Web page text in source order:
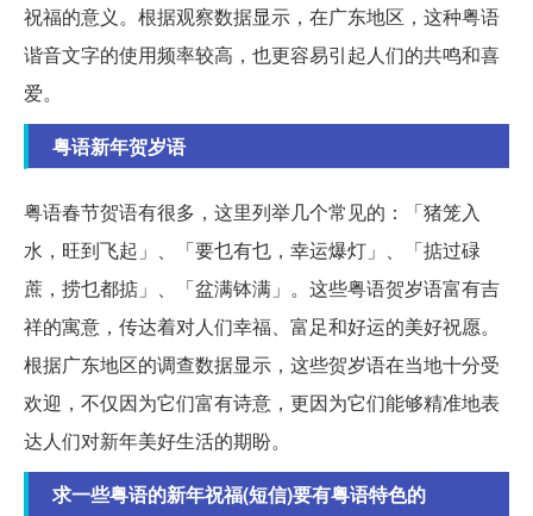
祝福的意义。根据观察数据显示，在广东地区，这种粤语
谐音文字的使用频率较高，也更容易引起人们的共鸣和喜
爱。
粤语新年贺岁语
粤语春节贺语有很多，这里列举几个常见的：「猪笼入
水，旺到飞起」、「要乜有乜，幸运爆灯」、「掂过碌
蔗，捞乜都掂」、「盆满钵满」。这些粤语贺岁语富有吉
祥的寓意，传达着对人们幸福、富足和好运的美好祝愿。
根据广东地区的调查数据显示，这些贺岁语在当地十分受
欢迎，不仅因为它们富有诗意，更因为它们能够精准地表
达人们对新年美好生活的期盼。
求一些粤语的新年祝福(短信)要有粤语特色的